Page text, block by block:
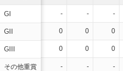
GI
GII
GIII
その他重賞
- - -
0 0 0
0 0 0
- - -